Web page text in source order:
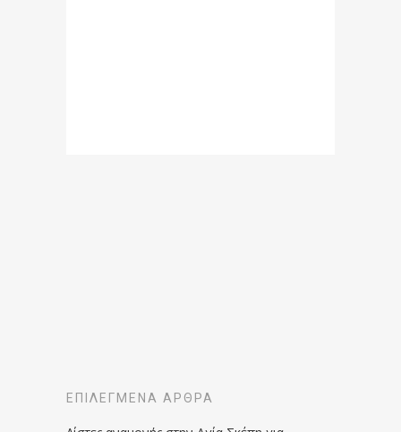
ΕΠΙΛΕΓΜΈΝΑ ΆΡΘΡΑ